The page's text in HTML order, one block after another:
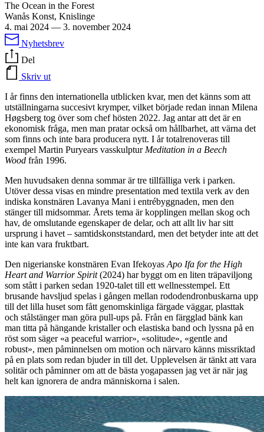
The Ocean in the Forest
Wanås Konst, Knislinge
4. mai 2024 — 3. november 2024
Nyhetsbrev
Del
Skriv ut
I år finns den internationella utblicken kvar, men det känns som att
utställningarna succesivt krymper, vilket började redan innan Milena
Høgsberg tog över som chef hösten 2022. Jag antar att det är en
ekonomisk fråga, men man pratar också om hållbarhet, att värna det
som finns och inte bara producera nytt. I år totalrenoveras till
exempel Martin Puryears vasskulptur Meditation in a Beech
Wood från 1996.
Men huvudsaken denna sommar är tre tillfälliga verk i parken.
Utöver dessa visas en mindre presentation med textila verk av den
indiska konstnären Lavanya Mani i entrébyggnaden, men den
stänger till midsommar. Årets tema är kopplingen mellan skog och
hav, de omslutande egenskaper de delar, och att allt liv har sitt
ursprung i havet – samtidskonststandard, men det betyder inte att det
inte kan vara fruktbart.
Den nigerianske konstnären Evan Ifekoyas Apo Ifa for the High
Heart and Warrior Spirit(2024) har byggt om en liten träpaviljong
som stått i parken sedan 1920-talet till ett wellnesstempel. Ett
brusande havsljud spelas i gången mellan rododendronbuskarna upp
till det lilla huset som fått genomskinliga färgade väggar, plasttak
och stålstänger man göra pull-ups på. Från en färgglad bänk kan
man titta på hängande kristaller och elastiska band och lyssna på en
röst som säger «a peaceful warrior», «solitude», «gentle and
robust», men påminnelsen om motion och närvaro känns missriktad
på en plats som redan bjuder in till det. Upplevelsen är tänkt att vara
solitär och påminner om att de bästa yogapassen jag vet är när jag
helt kan ignorera de andra människorna i salen.